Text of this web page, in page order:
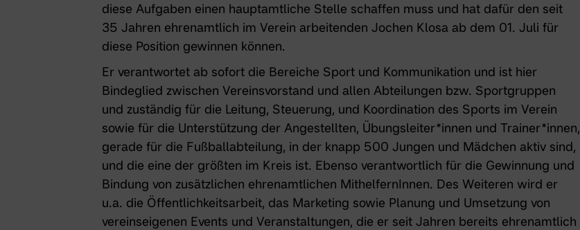
diese Aufgaben einen hauptamtliche Stelle schaffen muss und hat dafür den seit
35 Jahren ehrenamtlich im Verein arbeitenden Jochen Klosa ab dem 01. Juli für
diese Position gewinnen können.
Er verantwortet ab sofort die Bereiche Sport und Kommunikation und ist hier
Bindeglied zwischen Vereinsvorstand und allen Abteilungen bzw. Sportgruppen
und zuständig für die Leitung, Steuerung, und Koordination des Sports im Verein
sowie für die Unterstützung der Angestellten, Übungsleiter*innen und Trainer*innen,
gerade für die Fußballabteilung, in der knapp 500 Jungen und Mädchen aktiv sind,
und die eine der größten im Kreis ist. Ebenso verantwortlich für die Gewinnung und
Bindung von zusätzlichen ehrenamtlichen MithelfernInnen. Des Weiteren wird er
u.a. die Öffentlichkeitsarbeit, das Marketing sowie Planung und Umsetzung von
vereinseigenen Events und Veranstaltungen, die er seit Jahren bereits ehrenamtlich